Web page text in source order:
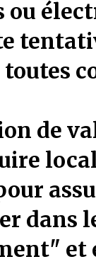
ou
de
dans
et